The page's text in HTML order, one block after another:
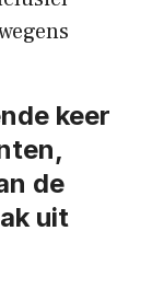
keer
de
uit